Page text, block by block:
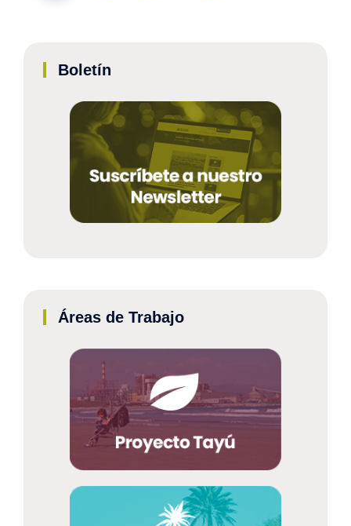
Boletín
Áreas de Trabajo